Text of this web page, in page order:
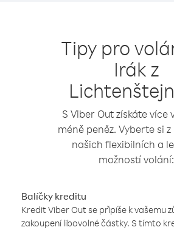
Tipy pro
Irák z
S Viber Out získáte více
méně peněz. Vyberte si
našich flexibilních a
možností volání:
Balíčky kreditu
Kredit Viber Out se připíše k vašemu
zakoupení libovolné částky. S tímto